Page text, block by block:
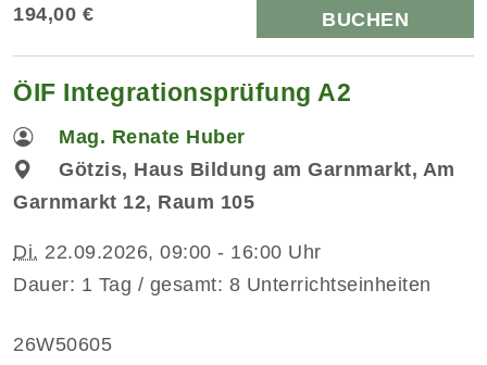
194,00 € BUCHEN
ÖIF Integrationsprüfung A2
Mag. Renate Huber
Götzis, Haus Bildung am Garnmarkt, Am
Garnmarkt 12, Raum 105
Di. 22.09.2026, 09:00 - 16:00 Uhr
Dauer: 1 Tag / gesamt: 8 Unterrichtseinheiten
26W50605